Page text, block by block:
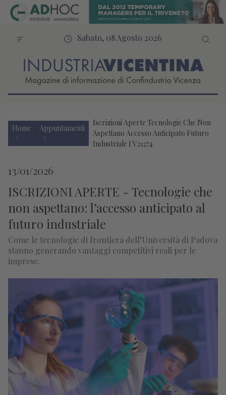
Sabato, 08 Agosto 2026
Home Appuntamenti
Iscrizioni Aperte Tecnologie Che Non
Aspettano Accesso Anticipato Futuro
Industriale I V21274
13/01/2026
ISCRIZIONI APERTE - Tecnologie che
non aspettano: l’accesso anticipato al
futuro industriale
Come le tecnologie di frontiera dell’Università di Padova
stanno generando vantaggi competitivi reali per le
imprese.